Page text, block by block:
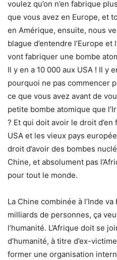
voulez qu’on n’en fabrique
que vous avez en Europe, et
en Amérique, ensuite, nous
blague d’entendre l’Europe et
vont fabriquer une bombe
Il y en a 10 000 aux USA ! Il y
pourquoi ne pas commencer
ce que vous avez avant de
petite bombe atomique que
? Et qui doit avoir le droit
USA et les vieux pays
droit d’avoir des bombes
Chine, et absolument pas
pour tout le monde.
La Chine combinée à l’Inde
milliards de personnes, ça
l’humanité. L’Afrique doit se
d’humanité, à titre d’ex-
former une organisation